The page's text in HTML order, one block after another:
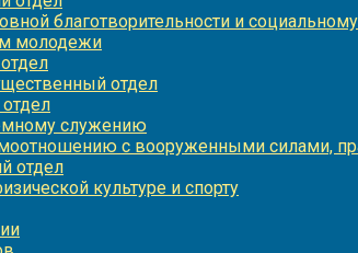
благотворительности и
молодежи
отдел
служению
с вооруженными силами,
отдел
культуре и спорту